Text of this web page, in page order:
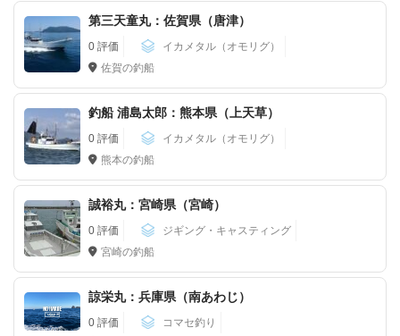
第三天童丸：佐賀県（唐津）
0 評価
イカメタル（オモリグ）
佐賀の釣船
釣船 浦島太郎：熊本県（上天草）
0 評価
イカメタル（オモリグ）
熊本の釣船
誠裕丸：宮崎県（宮崎）
0 評価
ジギング・キャスティング
宮崎の釣船
諒栄丸：兵庫県（南あわじ）
0 評価
コマセ釣り